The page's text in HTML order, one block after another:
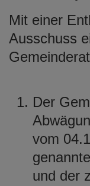
Mit einer
Ausschuss
Der
vom
und der